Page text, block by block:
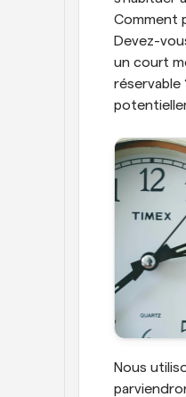
Comment
Devez-
un court
réservable
Nous